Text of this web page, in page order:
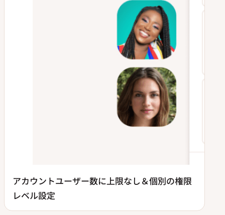
アカウントユーザー数に上限なし＆個別の権限
レベル設定